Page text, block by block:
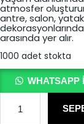
i
n
a
l
f
i
i
i
atmosfer
antre, salon,
arasında yer alır.
1000 adet stokta
WHATSAPP
A